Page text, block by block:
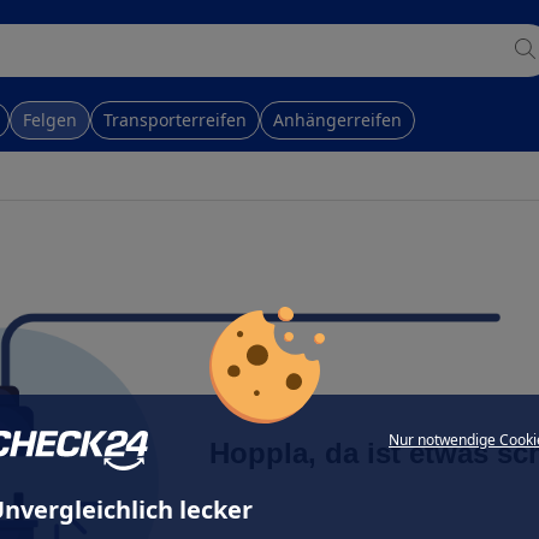
Nur notwendige
lecker
Felgen Transporterreifen Anhängerreifen
Hoppla, da ist etwas